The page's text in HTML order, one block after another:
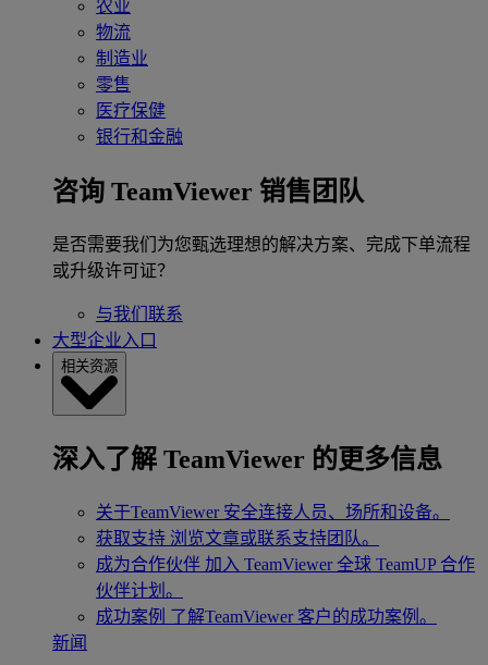
农业
物流
制造业
零售
医疗保健
银行和金融
咨询 TeamViewer 销售团队
是否需要我们为您甄选理想的解决方案、完成下单流程
或升级许可证？
与我们联系
大型企业入口
相关资源
深入了解 TeamViewer 的更多信息
关于TeamViewer 安全连接人员、场所和设备。
获取支持 浏览文章或联系支持团队。
成为合作伙伴 加入 TeamViewer 全球 TeamUP 合作
伙伴计划。
成功案例 了解TeamViewer 客户的成功案例。
新闻